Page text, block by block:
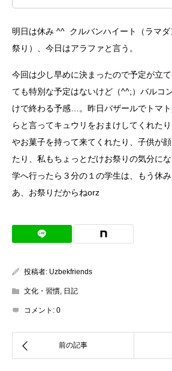
明日は休み ^^ クルバンハイート（ラマ
祭り）、今日はアラファと言う。
今回は少し早めに決まったので予定が立
ても特別な予定はないけど（^^;）バルコ
けで終わる予感…。昨日バザールでトマ
らと言ってキュウリをおまけしてくれた
やお菓子を持って来てくれたり、子供が
たり、私もちょっとだけお祭りの気分に
学へ行ったら３分の１の学生は、もう休
あ、お祭りだからねorz
投稿者: Uzbekfriends
文化・習慣, 日記
コメント: 0